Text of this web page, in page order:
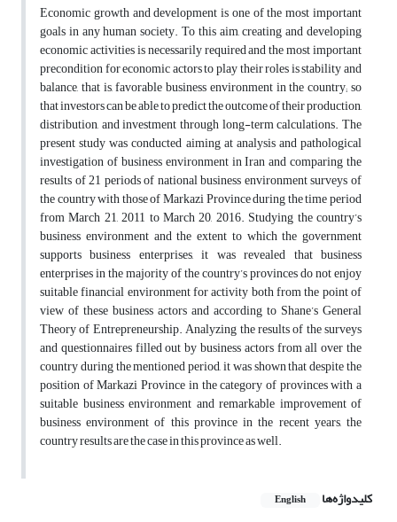
Economic growth and development is one of the most important
goals in any human society. To this aim, creating and developing
economic activities is necessarily required and the most important
precondition for economic actors to play their roles is stability and
balance, that is, favorable business environment in the country; so
that investors can be able to predict the outcome of their production,
distribution, and investment through long-term calculations. The
present study was conducted aiming at analysis and pathological
investigation of business environment in Iran and comparing the
results of 21 periods of national business environment surveys of
the country with those of Markazi Province during the time period
from March 21, 2011 to March 20, 2016. Studying the country’s
business environment and the extent to which the government
supports business enterprises, it was revealed that business
enterprises in the majority of the country’s provinces do not enjoy
suitable financial environment for activity both from the point of
view of these business actors and according to Shane’s General
Theory of Entrepreneurship. Analyzing the results of the surveys
and questionnaires filled out by business actors from all over the
country during the mentioned period, it was shown that despite the
position of Markazi Province in the category of provinces with a
suitable business environment and remarkable improvement of
business environment of this province in the recent years, the
country results are the case in this province as well.
کلیدواژه‌ها English